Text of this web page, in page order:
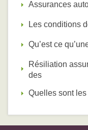
Assurances
Les conditions
Qu’est ce
Résiliation
des
Quelles sont